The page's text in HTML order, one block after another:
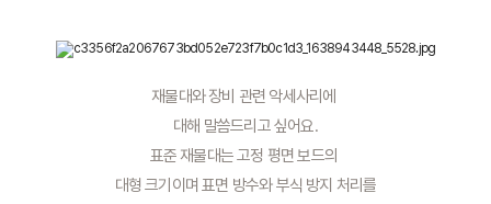
재물대와 장비 관련 악세사리에
대해 말씀드리고 싶어요.
표준 재물대는 고정 평면 보드의
대형 크기이며 표면 방수와 부식 방지 처리를